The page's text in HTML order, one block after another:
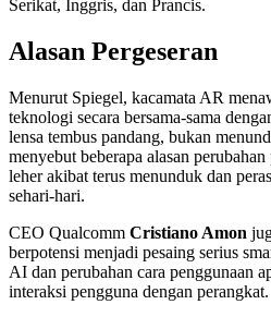
Serikat, Inggris, dan Prancis.
Alasan Pergeseran
Menurut Spiegel, kacamata AR
teknologi secara bersama-sama
lensa tembus pandang, bukan
menyebut beberapa alasan
leher akibat terus menunduk dan
sehari-hari.
CEO Qualcomm Cristiano Amon
berpotensi menjadi pesaing serius
AI dan perubahan cara penggunaan
interaksi pengguna dengan perangkat.